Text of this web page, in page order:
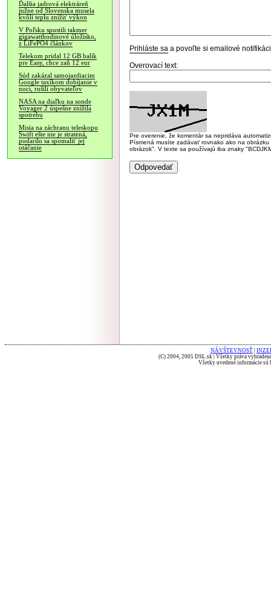
Ďalšia jadrová elektráreň
južne od Slovenska musela
kvôli teplu znížiť výkon
V Poľsku spustili takmer
gigawatthodinové úložisko,
z LiFePO4 článkov
Telekom pridal 12 GB balík
pre Easy, chce zaň 12 eur
Súd zakázal samojazdiacim
Google taxíkom dobíjanie v
noci, rušili obyvateľov
NASA na diaľku na sonde
Voyager 2 úspešne znížila
spotrebu
Misia na záchranu teleskopu
Swift ešte nie je stratená,
podarilo sa spomaliť jej
otáčanie
Prihláste sa a povoľte si emailové
Overovací text:
Pre overenie, že komentár sa nepridáva
Písmená musíte zadávať rovnako ako na
obrázok". V texte sa používajú iba znaky
NÁVŠTEVNOSŤ
(C) 2004, 2005 DSL.sk | Všetky práva
Všetky uvedené informácie sú